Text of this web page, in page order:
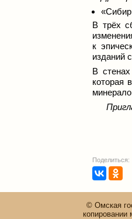
В трёх
к
изданий
В
которая
Поделиться:
© Омская
копировании